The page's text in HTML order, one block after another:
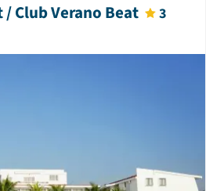
/ Club Verano Beat 3